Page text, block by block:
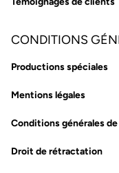
CONDITIONS
Productions spéciales
Mentions légales
Conditions générales
Droit de rétractation